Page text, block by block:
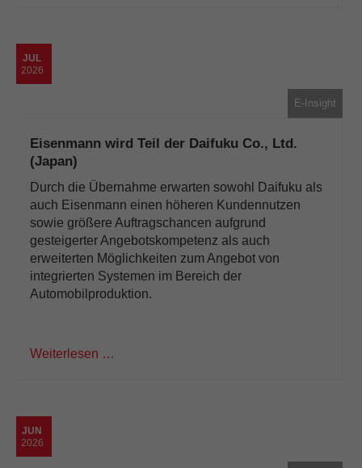
JUL
2026
E-Insight
Eisenmann wird Teil der Daifuku Co., Ltd.
(Japan)
Durch die Übernahme erwarten sowohl Daifuku als
auch Eisenmann einen höheren Kundennutzen
sowie größere Auftragschancen aufgrund
gesteigerter Angebotskompetenz als auch
erweiterten Möglichkeiten zum Angebot von
integrierten Systemen im Bereich der
Automobilproduktion.
Weiterlesen …
JUN
2026